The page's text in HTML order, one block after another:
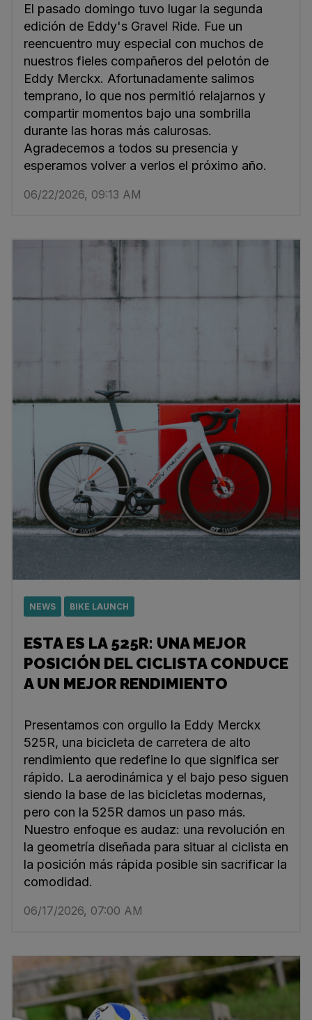
El pasado domingo tuvo lugar la segunda
edición de Eddy's Gravel Ride. Fue un
reencuentro muy especial con muchos de
nuestros fieles compañeros del pelotón de
Eddy Merckx. Afortunadamente salimos
temprano, lo que nos permitió relajarnos y
compartir momentos bajo una sombrilla
durante las horas más calurosas.
Agradecemos a todos su presencia y
esperamos volver a verlos el próximo año.
06/22/2026, 09:13 AM
NEWS BIKE LAUNCH
ESTA ES LA 525R: UNA MEJOR
POSICIÓN DEL CICLISTA CONDUCE
A UN MEJOR RENDIMIENTO
Presentamos con orgullo la Eddy Merckx
525R, una bicicleta de carretera de alto
rendimiento que redefine lo que significa ser
rápido. La aerodinámica y el bajo peso siguen
siendo la base de las bicicletas modernas,
pero con la 525R damos un paso más.
Nuestro enfoque es audaz: una revolución en
la geometría diseñada para situar al ciclista en
la posición más rápida posible sin sacrificar la
comodidad.
06/17/2026, 07:00 AM